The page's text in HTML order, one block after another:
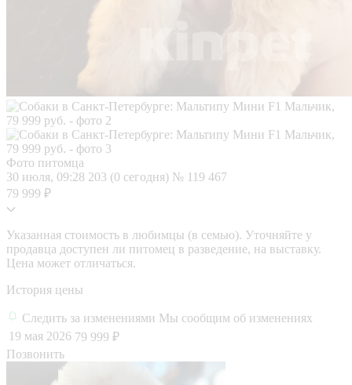
Фото питомца
30 июля, 09:28 203 (0 сегодня) № 119 467
79 999 ₽
Указанная стоимость в любимцы (в семью). Уточняйте у
продавца доступен ли питомец в разведение, на выставку.
Цена может отличаться.
История цены
Следить за изменениями Мы сообщим об изменениях
19 мая 2026 79 999 ₽
Позвонить